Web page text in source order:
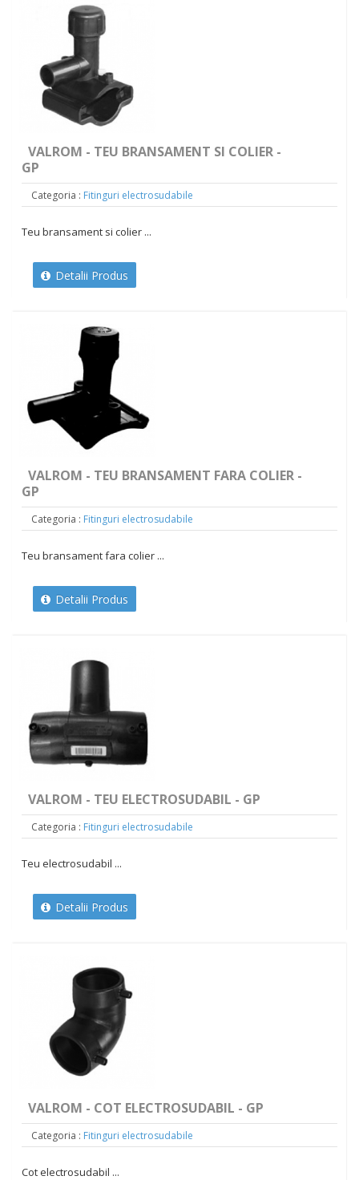
VALROM - TEU BRANSAMENT SI COLIER -
GP
Categoria : Fitinguri electrosudabile
Teu bransament si colier ...
Detalii Produs
VALROM - TEU BRANSAMENT FARA COLIER -
GP
Categoria : Fitinguri electrosudabile
Teu bransament fara colier ...
Detalii Produs
VALROM - TEU ELECTROSUDABIL - GP
Categoria : Fitinguri electrosudabile
Teu electrosudabil ...
Detalii Produs
VALROM - COT ELECTROSUDABIL - GP
Categoria : Fitinguri electrosudabile
Cot electrosudabil ...